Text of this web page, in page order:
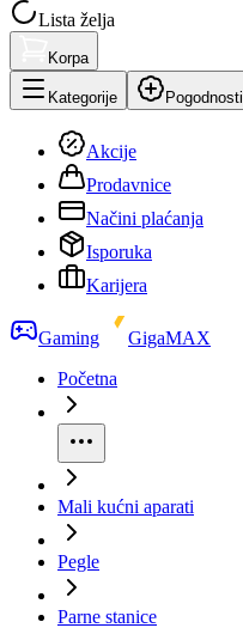
Lista želja
Korpa
Kategorije Pogodnosti
Akcije
Prodavnice
Načini plaćanja
Isporuka
Karijera
Gaming
GigaMAX
Početna
Mali kućni aparati
Pegle
Parne stanice